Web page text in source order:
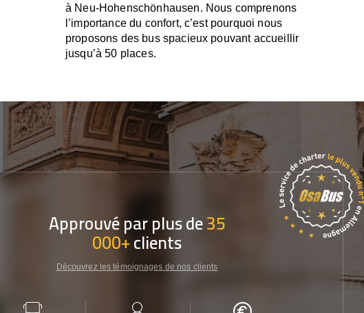
à Neu-Hohenschönhausen. Nous comprenons
l’importance du confort, c’est pourquoi nous
proposons des bus spacieux pouvant accueillir
jusqu’à 50 places.
Approuvé par plus de35
000+clients
Découvrez les témoignages de nos clients